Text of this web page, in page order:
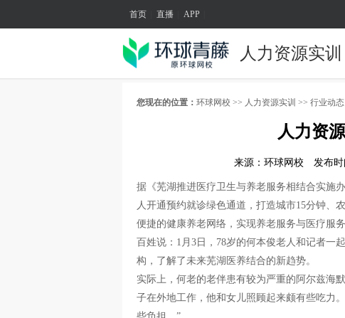
首页 直播 APP
人力资源实训
您现在的位置： 环球网校 >> 人力资源实训 >> 行业动态
人力资
来源：环球网校 发布时
据《芜湖推进医疗卫生与养老服务相结合实施
人开通预约就诊绿色通道，打造城市15分钟、
便捷的健康养老网络，实现养老服务与医疗服务
百姓说：1月3日，78岁的何本俊老人和记者一
构，了解了未来芜湖医养结合的新趋势。
实际上，何老的老伴患有较为严重的阿尔兹海
子在外地工作，他和女儿照顾起来颇有些吃力